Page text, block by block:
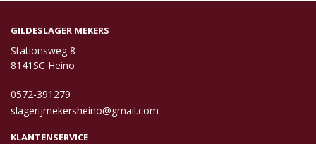
GILDESLAGER MEKERS
Stationsweg 8
8141SC Heino
0572-391279
slagerijmekersheino@gmail.com
KLANTENSERVICE